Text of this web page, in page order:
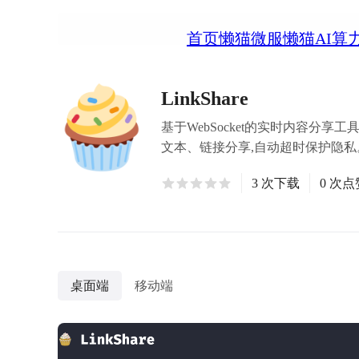
首页懒猫微服懒猫AI算
LinkShare
基于WebSocket的实时内容分享
文本、链接分享,自动超时保护隐
3 次下载 0 次点
桌面端 移动端